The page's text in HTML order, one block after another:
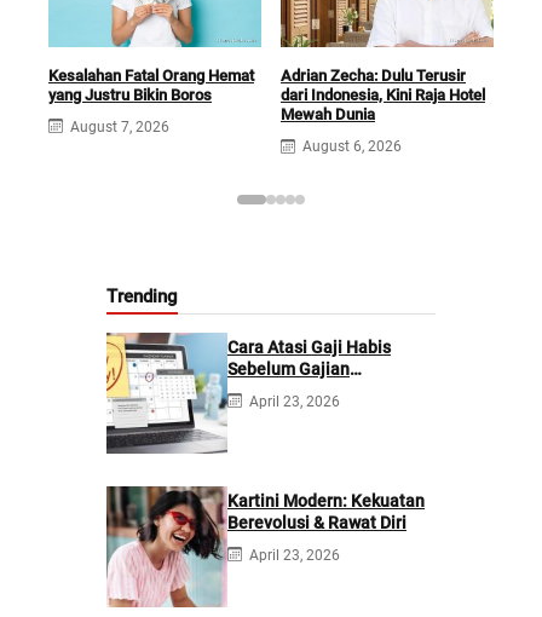
Kesalahan Fatal Orang Hemat
yang Justru Bikin Boros
August 7, 2026
Adrian Zecha: Dulu Terusir
dari Indonesia, Kini Raja Hotel
Mewah Dunia
August 6, 2026
Trending
Cara Atasi Gaji Habis
Sebelum Gajian
Berikutnya
April 23, 2026
Kartini Modern: Kekuatan
Berevolusi & Rawat Diri
April 23, 2026